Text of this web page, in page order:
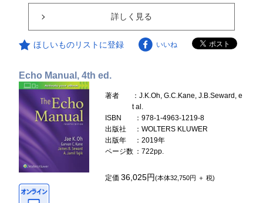
詳しく見る
ほしいものリストに登録 いいね
Echo Manual, 4th ed.
著者
：J.K.Oh, G.C.Kane, J.B.Seward, e
t al.
ISBN
：978-1-4963-1219-8
出版社
：WOLTERS KLUWER
出版年
：2019年
ページ数 ：722pp.
定価36,025円(本体32,750円 ＋ 税)